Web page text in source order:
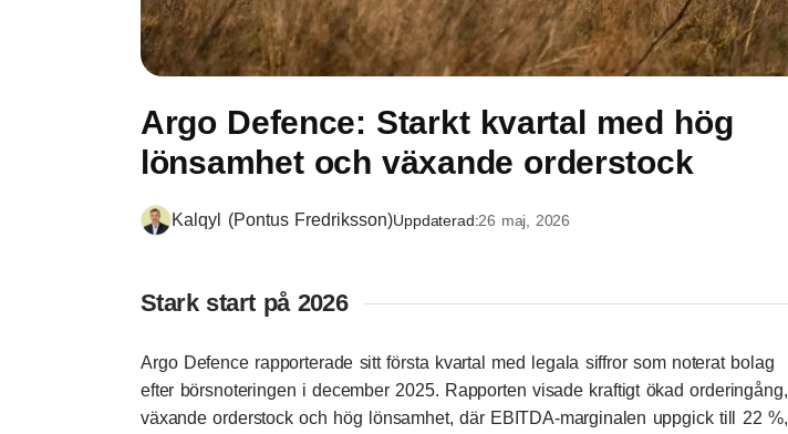
Argo Defence: Starkt kvartal med hög
lönsamhet och växande orderstock
Kalqyl (Pontus Fredriksson)Uppdaterad:26 maj, 2026
Stark start på 2026
Argo Defence rapporterade sitt första kvartal med legala siffror som noterat bolag
efter börsnoteringen i december 2025. Rapporten visade kraftigt ökad orderingång,
växande orderstock och hög lönsamhet, där EBITDA-marginalen uppgick till 22 %,